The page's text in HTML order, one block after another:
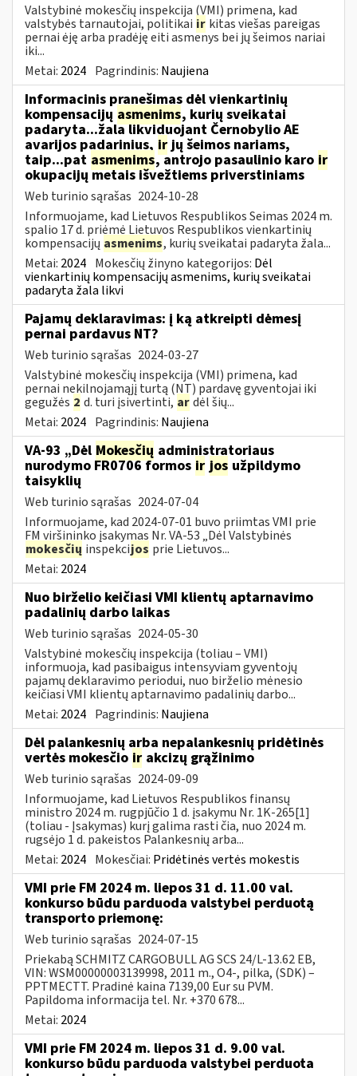
Valstybinė mokesčių inspekcija (VMI) primena, kad
valstybės tarnautojai, politikai ir kitas viešas pareigas
pernai ėję arba pradėję eiti asmenys bei jų šeimos nariai
iki...
Metai: 2024 Pagrindinis: Naujiena
Informacinis pranešimas dėl vienkartinių
kompensacijų asmenims, kurių sveikatai
padaryta...žala likviduojant Černobylio AE
avarijos padarinius, irjų šeimos nariams,
taip...pat asmenims, antrojo pasaulinio karo ir
okupacijų metais išvežtiems priverstiniams
Web turinio sąrašas 2024-10-28
Informuojame, kad Lietuvos Respublikos Seimas 2024 m.
spalio 17 d. priėmė Lietuvos Respublikos vienkartinių
kompensacijų asmenims, kurių sveikatai padaryta žala...
Metai: 2024 Mokesčių žinyno kategorijos: Dėl
vienkartinių kompensacijų asmenims, kurių sveikatai
padaryta žala likvi
Pajamų deklaravimas: į ką atkreipti dėmesį
pernai pardavus NT?
Web turinio sąrašas 2024-03-27
Valstybinė mokesčių inspekcija (VMI) primena, kad
pernai nekilnojamąjį turtą (NT) pardavę gyventojai iki
gegužės 2 d. turi įsivertinti, ardėl šių...
Metai: 2024 Pagrindinis: Naujiena
VA-93 „Dėl Mokesčių administratoriaus
nurodymo FR0706 formos ir jos užpildymo
taisyklių
Web turinio sąrašas 2024-07-04
Informuojame, kad 2024-07-01 buvo priimtas VMI prie
FM viršininko įsakymas Nr. VA-53 „Dėl Valstybinės
mokesčių inspekcijos prie Lietuvos...
Metai: 2024
Nuo birželio keičiasi VMI klientų aptarnavimo
padalinių darbo laikas
Web turinio sąrašas 2024-05-30
Valstybinė mokesčių inspekcija (toliau – VMI)
informuoja, kad pasibaigus intensyviam gyventojų
pajamų deklaravimo periodui, nuo birželio mėnesio
keičiasi VMI klientų aptarnavimo padalinių darbo...
Metai: 2024 Pagrindinis: Naujiena
Dėl palankesnių arba nepalankesnių pridėtinės
vertės mokesčio ir akcizų grąžinimo
Web turinio sąrašas 2024-09-09
Informuojame, kad Lietuvos Respublikos finansų
ministro 2024 m. rugpjūčio 1 d. įsakymu Nr. 1K-265[1]
(toliau - Įsakymas) kurį galima rasti čia, nuo 2024 m.
rugsėjo 1 d. pakeistos Palankesnių arba...
Metai: 2024 Mokesčiai: Pridėtinės vertės mokestis
VMI prie FM 2024 m. liepos 31 d. 11.00 val.
konkurso būdu parduoda valstybei perduotą
transporto priemonę:
Web turinio sąrašas 2024-07-15
Priekabą SCHMITZ CARGOBULL AG SCS 24/L-13.62 EB,
VIN: WSM00000003139998, 2011 m., O4-, pilka, (SDK) –
PPTMECTT. Pradinė kaina 7139,00 Eur su PVM.
Papildoma informacija tel. Nr. +370 678...
Metai: 2024
VMI prie FM 2024 m. liepos 31 d. 9.00 val.
konkurso būdu parduoda valstybei perduota